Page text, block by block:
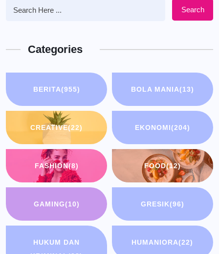
Search
Categories
BERITA(955) BOLA MANIA(13)
CREATIVE(22) EKONOMI(204)
FASHION(8) FOOD(12)
GAMING(10) GRESIK(96)
HUKUM DAN
HUMANIORA(22)